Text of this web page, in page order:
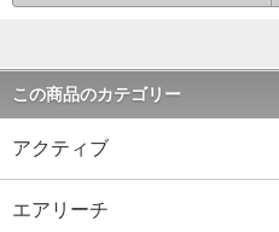
この商品のカテゴリー
アクティブ
エアリーチ